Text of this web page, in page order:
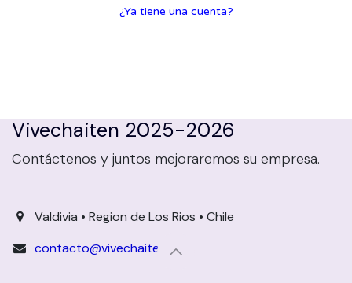
¿Ya tiene una cuenta?
Vivechaiten 2025-2026
Contáctenos y juntos mejoraremos su empresa.
Valdivia • Region de Los Rios • Chile
contacto@vivechaiten.cl